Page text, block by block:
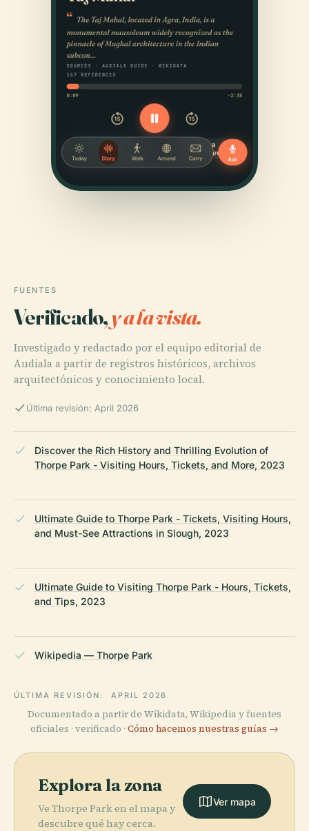
FUENTES
Verificado,y a la vista.
Investigado y redactado por el equipo editorial de
Audiala a partir de registros históricos, archivos
arquitectónicos y conocimiento local.
Última revisión: April 2026
Discover the Rich History and Thrilling Evolution of
Thorpe Park - Visiting Hours, Tickets, and More, 2023
Ultimate Guide to Thorpe Park - Tickets, Visiting Hours,
and Must-See Attractions in Slough, 2023
Ultimate Guide to Visiting Thorpe Park - Hours, Tickets,
and Tips, 2023
Wikipedia — Thorpe Park
ÚLTIMA REVISIÓN: APRIL 2026
Documentado a partir de Wikidata, Wikipedia y fuentes
oficiales · verificado · Cómo hacemos nuestras guías →
Explora la zona
Ve Thorpe Park en el mapa y
descubre qué hay cerca.
Ver mapa